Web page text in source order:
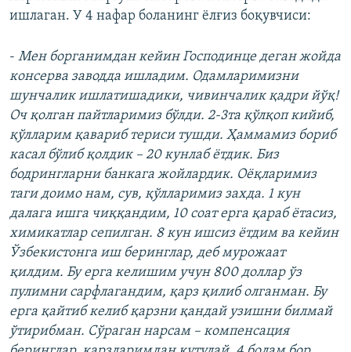
ишлаган. У 4 нафар боланинг ёлғиз боқувчиси:
- Мен борганимдан кейин Господинце деган жойда
консерва заводда ишладим. Одамларимизни
шунчалик ишлатишадики, чивинчалик қадри йўқ!
Оч қолган пайтларимиз бўлди. 2-3та қўлқоп кийиб,
қўлларим қавариб териси тушди. Ҳаммамиз бориб
касал бўлиб қолдик – 20 кунлаб ётдик. Биз
бодрингларни банкага жойлардик. Оёқларимиз
таги доимо нам, сув, қўлларимиз захда. 1 кун
далага ишга чиққандим, 10 соат ерга қараб ётасиз,
химикатлар сепилган. 8 кун ишсиз ётдим ва кейин
Ўзбекистонга иш беринглар, деб мурожаат
қилдим. Бу ерга келишим учун 800 доллар ўз
пулимни сарфлагандим, қарз қилиб олганман. Бу
ерга қайтиб келиб қарзни қандай узишни билмай
ўтирибман. Сўраган нарсам – компенсация